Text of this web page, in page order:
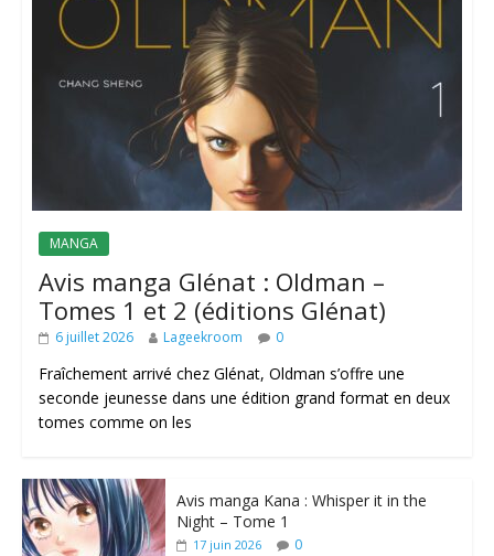
MANGA
Avis manga Glénat : Oldman –
Tomes 1 et 2 (éditions Glénat)
6 juillet 2026 Lageekroom 0
Fraîchement arrivé chez Glénat, Oldman s’offre une
seconde jeunesse dans une édition grand format en deux
tomes comme on les
Avis manga Kana : Whisper it in the
Night – Tome 1
17 juin 2026 0